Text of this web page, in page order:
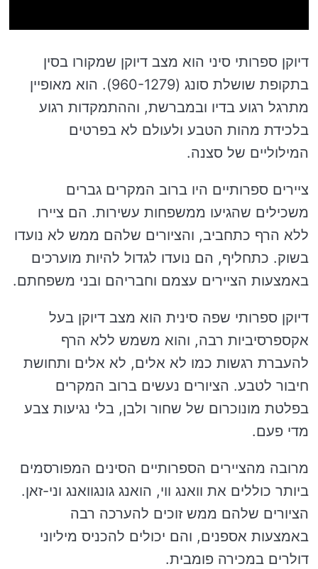
דיוקן ספרותי סיני הוא מצב דיוקן שמקורו בסין
בתקופת שושלת סונג (960-1279). הוא מאופיין
מתרגל רגוע בדיו ובמברשת, וההתמקדות רגוע
בלכידת מהות הטבע ולעולם לא בפרטים
המילוליים של סצנה.
ציירים ספרותיים היו ברוב המקרים גברים
משכילים שהגיעו ממשפחות עשירות. הם ציירו
ללא הרף כתחביב, והציורים שלהם ממש לא נועדו
בשוק. כתחליף, הם נועדו לגדול להיות מוערכים
באמצעות הציירים עצמם וחבריהם ובני משפחתם.
דיוקן ספרותי שפה סינית הוא מצב דיוקן בעל
אקספרסיביות רבה, והוא משמש ללא הרף
להעברת רגשות כמו לא אלים, לא אלים ותחושת
חיבור לטבע. הציורים נעשים ברוב המקרים
בפלטת מונוכרום של שחור ולבן, בלי נגיעות צבע
מדי פעם.
מרובה מהציירים הספרותיים הסינים המפורסמים
ביותר כוללים את וואנג ווי, הואנג גונגוואנג וני-זאן.
הציורים שלהם ממש זוכים להערכה רבה
באמצעות אספנים, והם יכולים להכניס מיליוני
דולרים במכירה פומבית.